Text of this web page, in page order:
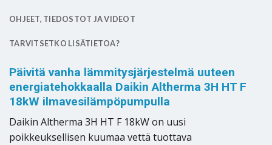
OHJEET, TIEDOSTOT JA VIDEOT
TARVITSETKO LISÄTIETOA?
Päivitä vanha lämmitysjärjestelmä uuteen
energiatehokkaalla Daikin Altherma 3H HT F
18kW ilmavesilämpöpumpulla
Daikin Altherma 3H HT F 18kW on uusi
poikkeuksellisen kuumaa vettä tuottava